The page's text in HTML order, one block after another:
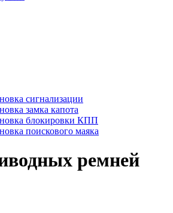
сигнализации
замка капота
блокировки КПП
поискового маяка
ремней